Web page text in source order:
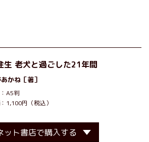
生 老犬と過ごした21年間
かね ［著］
A5判
1,100円（税込）
ット書店で購入する